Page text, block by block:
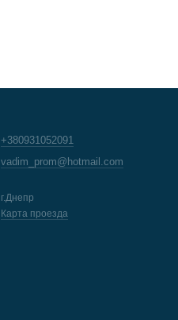
+380931052091
vadim_prom@hotmail.com
г.Днепр
Карта проезда